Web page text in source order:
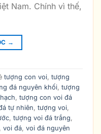
Nam. Chính vì thế,
→
tượng con voi, tượng
đá nguyên khối, tượng
, tượng con voi đá
tự nhiên, tượng voi,
, tượng voi đá trắng,
, voi đá, voi đá nguyên